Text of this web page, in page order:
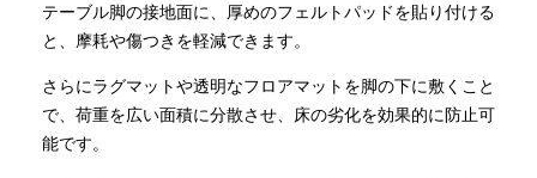
テーブル脚の接地面に、厚めのフェルトパッドを貼り付ける
と、摩耗や傷つきを軽減できます。
さらにラグマットや透明なフロアマットを脚の下に敷くこと
で、荷重を広い面積に分散させ、床の劣化を効果的に防止可
能です。